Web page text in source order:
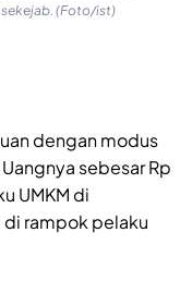
sekejab. (Foto/ist)
dengan modus
sebesar Rp
UMKM di
di rampok pelaku